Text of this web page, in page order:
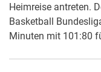
Heimreise antreten.
Basketball
Minuten mit 101:80